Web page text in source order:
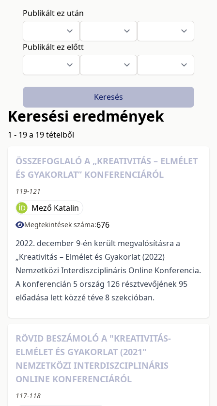
Publikált ez után
Publikált ez előtt
Keresés
Keresési eredmények
1 - 19 a 19 tételből
ÖSSZEFOGLALÓ A „KREATIVITÁS – ELMÉLET
ÉS GYAKORLAT” KONFERENCIÁRÓL
119-121
Mező Katalin
Megtekintések száma:676
2022. december 9-én került megvalósításra a
„Kreativitás – Elmélet és Gyakorlat (2022)
Nemzetközi Interdiszciplináris Online Konferencia.
A konferencián 5 ország 126 résztvevőjének 95
előadása lett közzé téve 8 szekcióban.
RÖVID BESZÁMOLÓ A "KREATIVITÁS-
ELMÉLET ÉS GYAKORLAT (2021"
NEMZETKÖZI INTERDISZCIPLINÁRIS
ONLINE KONFERENCIÁRÓL
117-118